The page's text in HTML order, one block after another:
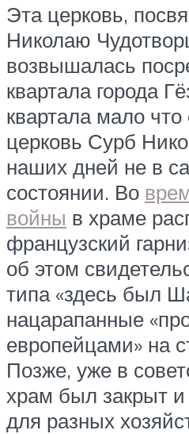
Эта церковь,
Николаю
возвышалась
квартала города
квартала мало
церковь Сурб
наших дней не в
состоянии. Во
войны в храме
французский
об этом
типа «здесь был
нацарапанные
европейцами» на
Позже, уже в
храм был закрыт и
для разных